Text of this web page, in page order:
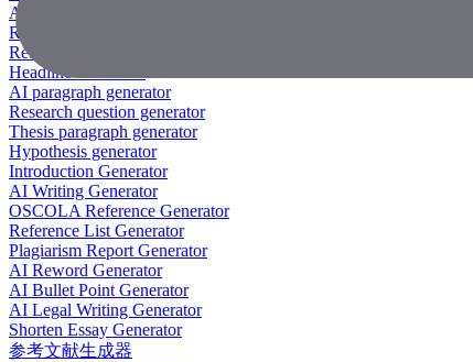
AI Research Paper Generator
Research Title Generator
Reference Generator
Headline Generator
AI paragraph generator
Research question generator
Thesis paragraph generator
Hypothesis generator
Introduction Generator
AI Writing Generator
OSCOLA Reference Generator
Reference List Generator
Plagiarism Report Generator
AI Reword Generator
AI Bullet Point Generator
AI Legal Writing Generator
Shorten Essay Generator
参考文献生成器